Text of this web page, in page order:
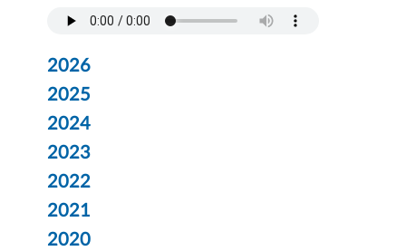
2026
2025
2024
2023
2022
2021
2020